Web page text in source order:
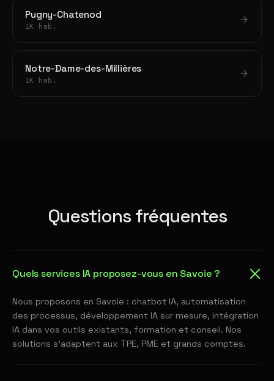
Pugny-Chatenod
1K hab.
Notre-Dame-des-Millières
1K hab.
Questions fréquentes
Quels services IA proposez-vous en Savoie ?
Nous proposons en Savoie : chatbot IA, automatisation
des processus, développement IA sur mesure, intégration
IA dans vos outils existants, formation et conseil. Nos
solutions s'adaptent aux TPE, PME et grands comptes.